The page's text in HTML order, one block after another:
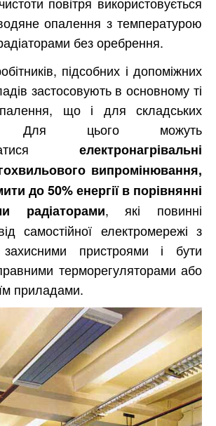
опалення з температурою
без оребрення.
підсобних і допоміжних
застосовують в основному ті
що і для складських
Для цього можуть
електронагрівальні
випромінювання,
до 50% енергії в порівнянні
радіаторами, які повинні
самостійної електромережі з
пристроями і бути
терморегуляторами або
приладами.